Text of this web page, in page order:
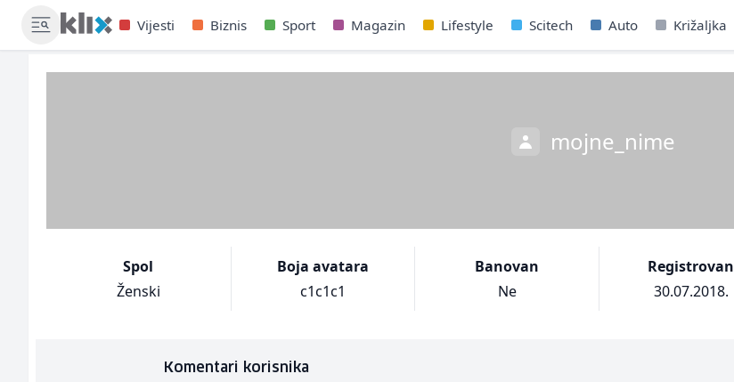
Vijesti Biznis Sport Magazin Lifestyle Scitech Auto Križaljka
mojne_nime
Spol
Ženski
Boja avatara
c1c1c1
Banovan
Ne
Registrovan
30.07.2018.
Komentari korisnika